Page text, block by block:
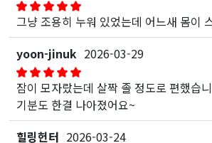
그냥 조용히 누워 있었는데 어느새 몸이
yoon-jinuk 2026-03-29
잠이 모자랐는데 살짝 졸 정도로 편했습
기분도 한결 나아졌어요~
힐링헌터 2026-03-24